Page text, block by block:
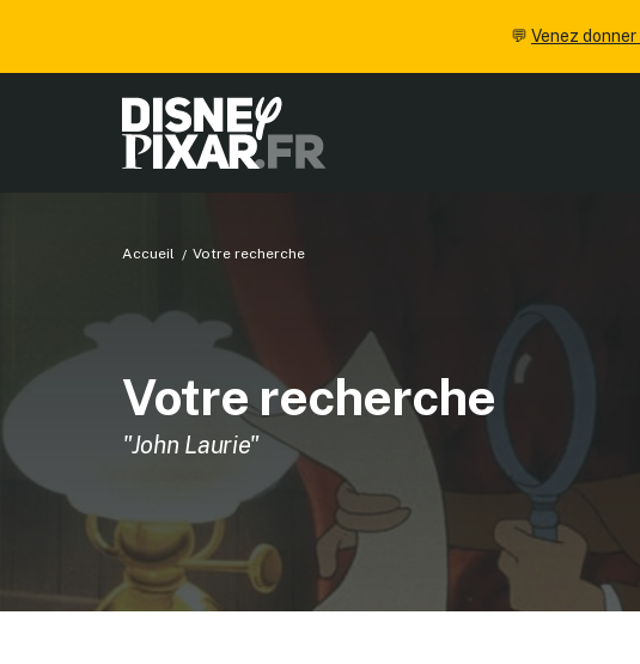
💬 Venez
Accueil Votre recherche
Votre recherche
"John Laurie"